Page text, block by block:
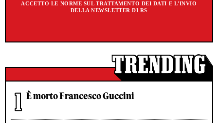
ACCETTO LE NORME SUL TRATTAMENTO DEI DATI E L'INVIO
DELLA NEWSLETTER DI RS
È morto Francesco Guccini